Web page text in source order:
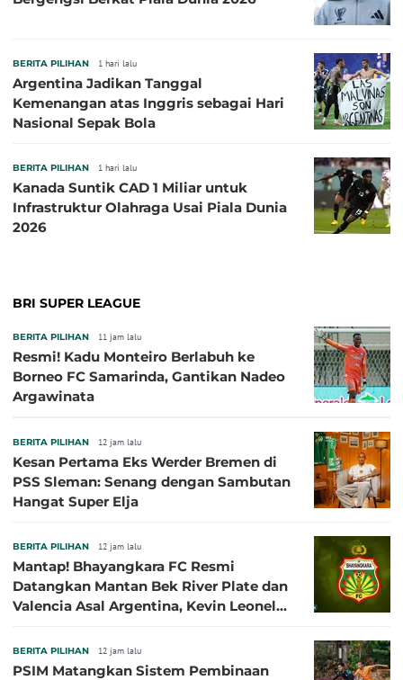
BERITA PILIHAN 1 hari lalu
Argentina Jadikan Tanggal
Kemenangan atas Inggris sebagai Hari
Nasional Sepak Bola
BERITA PILIHAN 1 hari lalu
Kanada Suntik CAD 1 Miliar untuk
Infrastruktur Olahraga Usai Piala Dunia
2026
BRI SUPER LEAGUE
BERITA PILIHAN 11 jam lalu
Resmi! Kadu Monteiro Berlabuh ke
Borneo FC Samarinda, Gantikan Nadeo
Argawinata
BERITA PILIHAN 12 jam lalu
Kesan Pertama Eks Werder Bremen di
PSS Sleman: Senang dengan Sambutan
Hangat Super Elja
BERITA PILIHAN 12 jam lalu
Mantap! Bhayangkara FC Resmi
Datangkan Mantan Bek River Plate dan
Valencia Asal Argentina, Kevin Leonel
BERITA PILIHAN 12 jam lalu
PSIM Matangkan Sistem Pembinaan